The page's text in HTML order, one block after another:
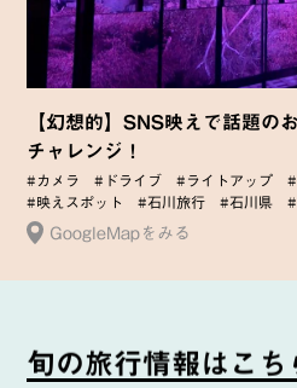
【幻想的】SNS映えで話題の
チャレンジ！
#カメラ #ドライブ #ライトアップ
#映えスポット
#石川旅行 #石川県
GoogleMapをみる
旬の旅行情報は こ ち